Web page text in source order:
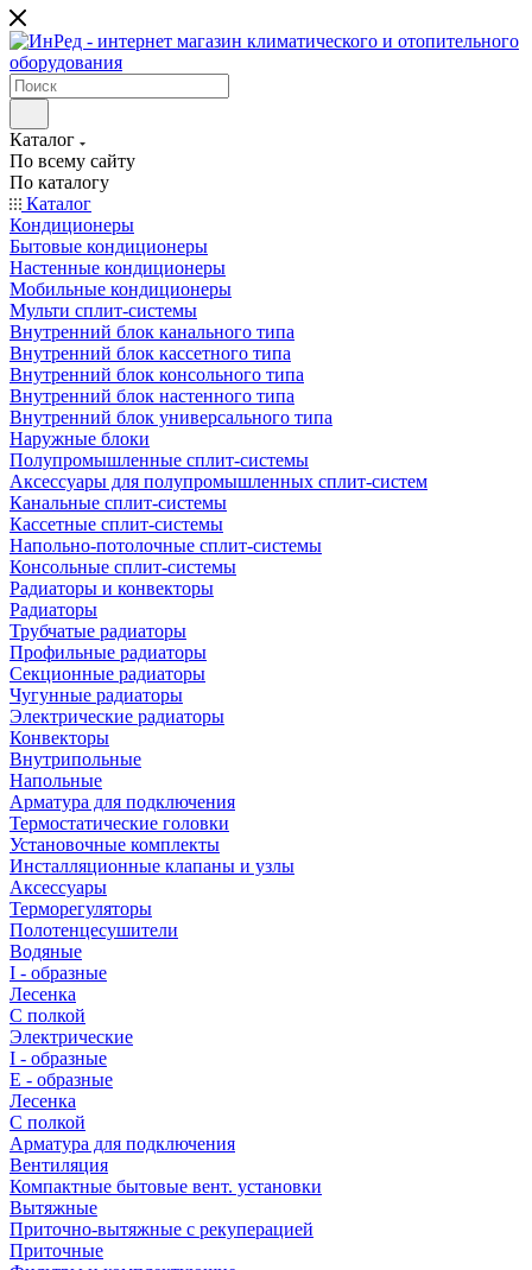
Каталог
По всему сайту
По каталогу
Каталог
Кондиционеры
Бытовые кондиционеры
Настенные кондиционеры
Мобильные кондиционеры
Мульти сплит-системы
Внутренний блок канального типа
Внутренний блок кассетного типа
Внутренний блок консольного типа
Внутренний блок настенного типа
Внутренний блок универсального типа
Наружные блоки
Полупромышленные сплит-системы
Аксессуары для полупромышленных сплит-систем
Канальные сплит-системы
Кассетные сплит-системы
Напольно-потолочные сплит-системы
Консольные сплит-системы
Радиаторы и конвекторы
Радиаторы
Трубчатые радиаторы
Профильные радиаторы
Секционные радиаторы
Чугунные радиаторы
Электрические радиаторы
Конвекторы
Внутрипольные
Напольные
Арматура для подключения
Термостатические головки
Установочные комплекты
Инсталляционные клапаны и узлы
Аксессуары
Терморегуляторы
Полотенцесушители
Водяные
I - образные
Лесенка
С полкой
Электрические
I - образные
E - образные
Лесенка
С полкой
Арматура для подключения
Вентиляция
Компактные бытовые вент. установки
Вытяжные
Приточно-вытяжные с рекуперацией
Приточные